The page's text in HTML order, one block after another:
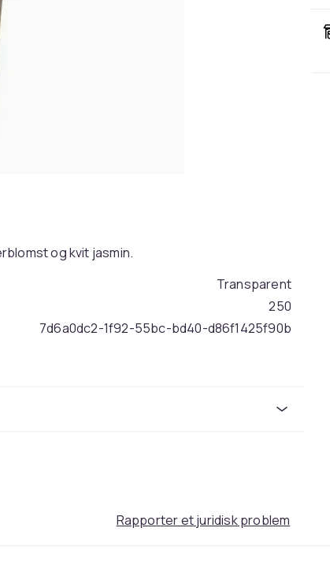
og kvit jasmin.
Transparent
250
7d6a0dc2-1f92-55bc-bd40-d86f1425f90b
Rapporter et juridisk problem